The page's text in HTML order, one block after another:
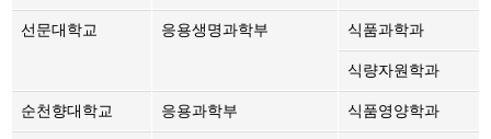
선문대학교 응용생명과학부 식품과학과
식량자원학과
순천향대학교 응용과학부 식품영양학과